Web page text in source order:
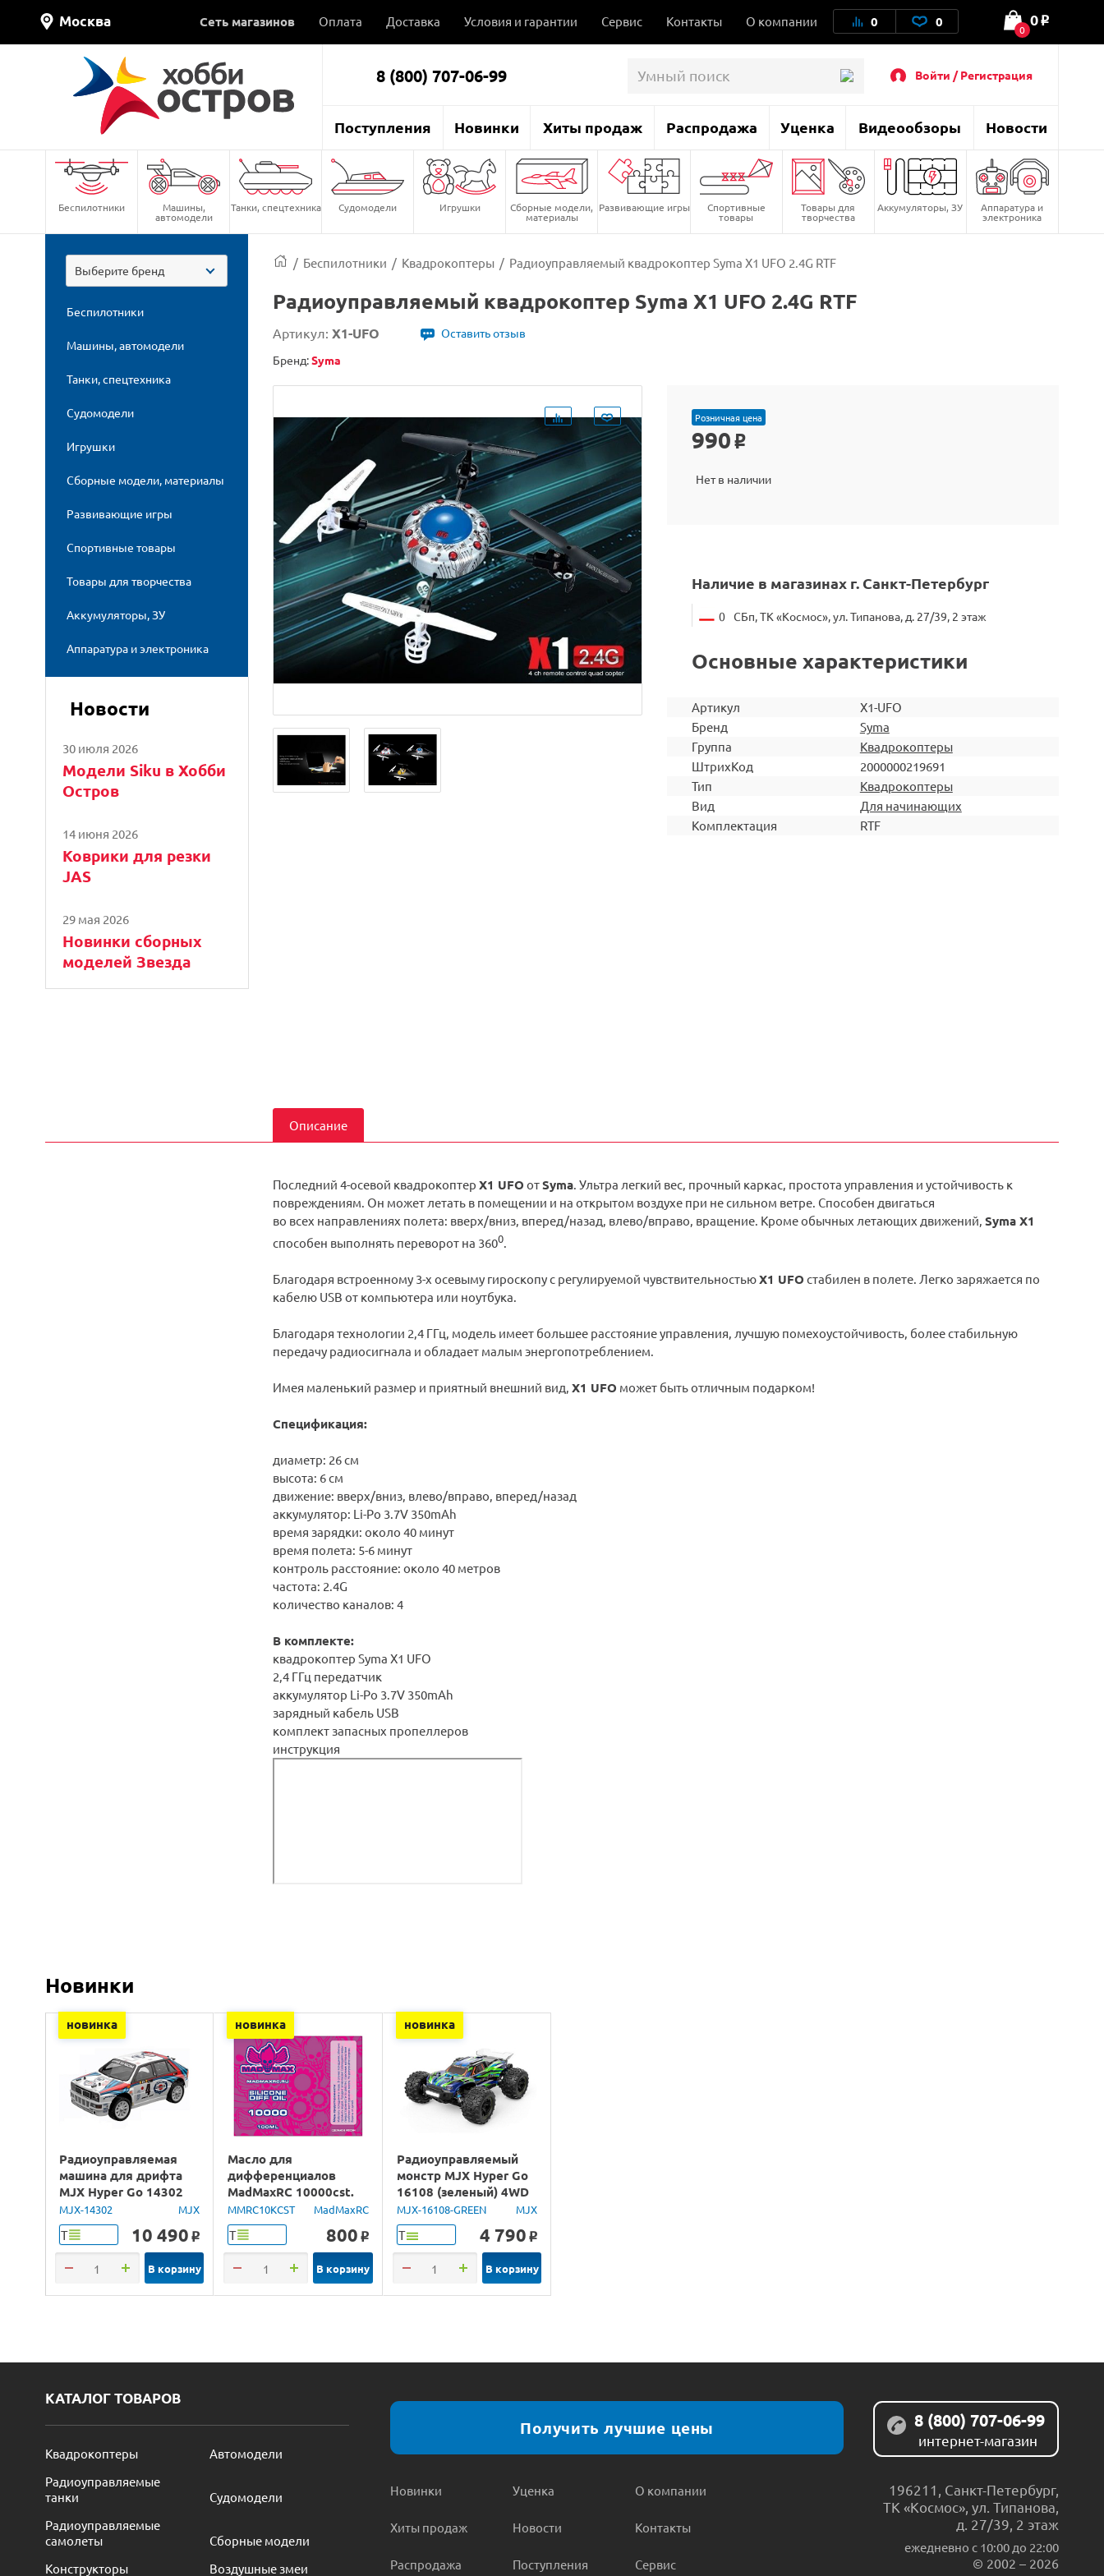
Москва Сеть магазинов Оплата Доставка Условия и гарантии Сервис Контакты О компании 0 0 0
0 o
8 (800) 707-06-99 Войти / Регистрация
Поступления Новинки Хиты продаж Распродажа Уценка Видеообзоры Новости
Беспилотники Машины,
автомодели
Танки, спецтехника Судомодели Игрушки Сборные модели,
материалы
Развивающие игры Спортивные
товары
Товары для
творчества
Аккумуляторы, ЗУ Аппаратура и
электроника
Выберите бренд
Беспилотники
Машины, автомодели
Танки, спецтехника
Судомодели
Игрушки
Сборные модели, материалы
Развивающие игры
Спортивные товары
Товары для творчества
Аккумуляторы, ЗУ
Аппаратура и электроника
Новости
30 июля 2026
Модели Siku в Хобби
Остров
14 июня 2026
Коврики для резки
JAS
29 мая 2026
Новинки сборных
моделей Звезда
/ Беспилотники / Квадрокоптеры / Радиоуправляемый квадрокоптер Syma X1 UFO 2.4G RTF
Радиоуправляемый квадрокоптер Syma X1 UFO 2.4G RTF
Артикул: X1-UFO
Оставить отзыв
Бренд:Syma
Розничная цена
990 o
Нет в наличии
Наличие в магазинах г. Санкт-Петербург
0 СБп, ТК «Космос», ул. Типанова, д. 27/39, 2 этаж
Основные характеристики
Артикул
X1-UFO
Бренд
Syma
Группа
Квадрокоптеры
ШтрихКод
2000000219691
Тип
Квадрокоптеры
Вид
Для начинающих
Комплектация
RTF
Описание
Последний 4-осевой квадрокоптер X1 UFO отSyma. Ультра легкий вес, прочный каркас, простота управления и устойчивость к
повреждениям. Он может летать в помещении и на открытом воздухе при не сильном ветре. Способен двигаться
во всех направлениях полета: вверх/вниз, вперед/назад, влево/вправо, вращение. Кроме обычных летающих движений, Syma X1
способен выполнять переворот на 3600.
Благодаря встроенному 3-х осевыму гироскопу с регулируемой чувствительностьюX1 UFO стабилен в полете. Легко заряжается по
кабелю USB от компьютера или ноутбука.
Благодаря технологии 2,4 ГГц, модель имеет большее расстояние управления, лучшую помехоустойчивость, более стабильную
передачу радиосигнала и обладает малым энергопотреблением.
Имея маленький размер и приятный внешний вид, X1 UFO может быть отличным подарком!
Спецификация:
диаметр: 26 см
высота: 6 см
движение: вверх/вниз, влево/вправо, вперед/назад
аккумулятор: Li-Po 3.7V 350mAh
время зарядки: около 40 минут
время полета: 5-6 минут
контроль расстояние: около 40 метров
частота: 2.4G
количество каналов: 4
В комплекте:
квадрокоптер Syma X1 UFO
2,4 ГГц передатчик
аккумулятор Li-Po 3.7V 350mAh
зарядный кабель USB
комплект запасных пропеллеров
инструкция
Новинки
новинка
Радиоуправляемая
машина для дрифта
MJX Hyper Go 14302
Lancia Delta Brushless
4WD 2.4G LED 1/14
RTR
MJX-14302 MJX
Т 10 490 o
В корзину
новинка
Масло для
дифференциалов
MadMaxRC 10000cst.
100ml.
MMRC10KCST MadMaxRC
Т 800 o
В корзину
новинка
Радиоуправляемый
монстр MJX Hyper Go
16108 (зеленый) 4WD
2.4G LED 1/16 RTR
MJX-16108-GREEN MJX
Т 4 790 o
В корзину
КАТАЛОГ ТОВАРОВ
Квадрокоптеры
Автомодели
Радиоуправляемые
танки
Судомодели
Радиоуправляемые
самолеты
Сборные модели
Конструкторы
Воздушные змеи
Получить лучшие цены
Новинки
Хиты продаж
Распродажа
Уценка
Новости
Поступления
О компании
Контакты
Сервис
8 (800) 707-06-99
интернет-магазин
196211 Санкт-Петербург,
ТК «Космос», ул. Типанова,
д. 27/39, 2 этаж
ежедневно c 10:00 до 22:00
© 2002 – 2026